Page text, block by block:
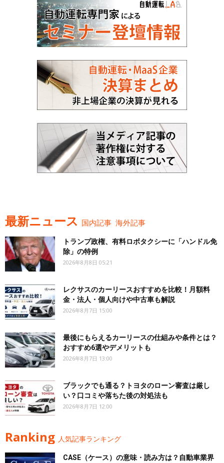
最新ニュース 国内記事 海外記事
トランプ政権、有料ロボタクシーに「ハンドル免
除」の特例
2026年8月8日 05:21
レクサスのカーリースおすすめを比較！月額料
金・法人・個人向けや中古車も解説
2026年8月7日 15:00
最後にもらえるカーリースの仕組みや条件とは？
おすすめ6選やデメリットも
2026年8月7日 13:00
ブラックでも通る？トヨタのローン審査は厳し
い？口コミや落ちた後の対処法も
2026年8月7日 12:00
Ranking 人気記事ランキング
CASE（ケース）の意味・読み方は？自動車業界